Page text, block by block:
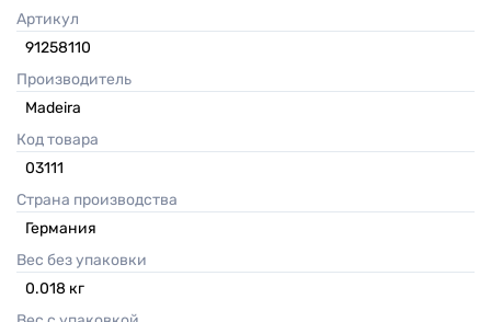
Артикул
91258110
Производитель
Madeira
Код товара
03111
Страна производства
Германия
Вес без упаковки
0.018 кг